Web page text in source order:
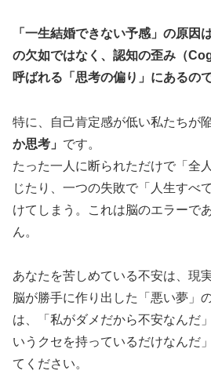
「一生結婚できない予感」の原因
の欠如ではなく、認知の歪み（
呼ばれる「思考の偏り」にあるので
特に、自己肯定感が低い私たちが
か思考」 です。
たった一人に断られただけで「全
じたり、一つの失敗で「人生すべ
けてしまう。これは脳のエラーで
ん。
あなたを苦しめている不安は、現
脳が勝手に作り出した「悪い夢」
は、「私がダメだから不安なんだ
いうクセを持っているだけなんだ
てください。